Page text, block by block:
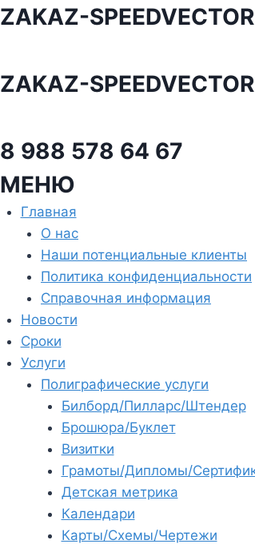
Перейти
ZAKAZ-
ZAKAZ-
8 988 578 64 67
МЕНЮ
Главная
О нас
Наши потенциальные клиенты
Политика конфиденциальности
Справочная информация
Новости
Сроки
Услуги
Полиграфические услуги
Билборд/Пилларс/Штендер
Брошюра/Буклет
Визитки
Грамоты/Дипломы/
Детская метрика
Календари
Карты/Схемы/Чертежи